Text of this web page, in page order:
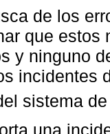
de los
que estos
y ninguno
incidentes
sistema